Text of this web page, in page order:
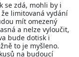
se zdá, mohli by i
limitovaná vydání
mít omezený
a nelze vyloučit,
bude dotisk i
to je myšleno.
na budoucí